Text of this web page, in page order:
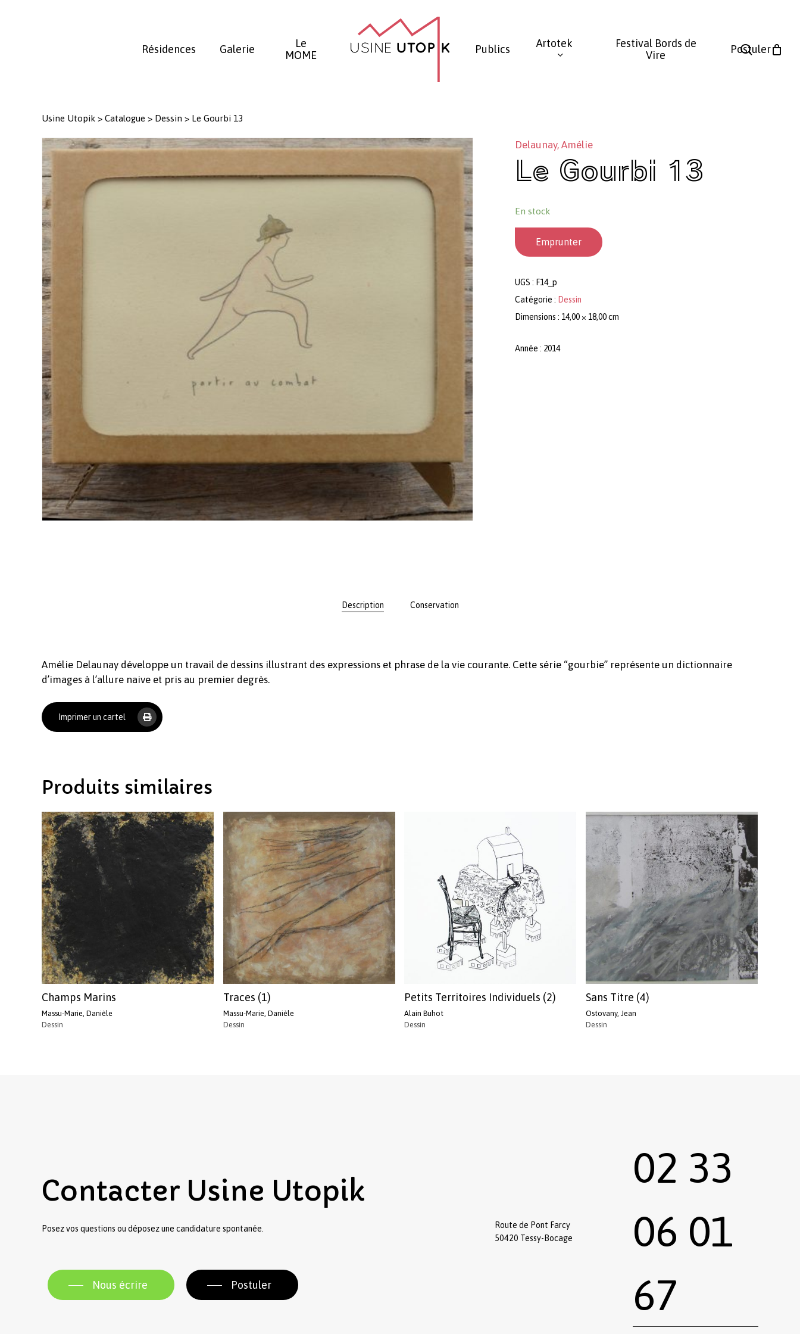
Résidences Galerie
Le
MOME
Publics Artotek
Festival Bords de
Vire
Postuler
search
panier
Votre panier est vide.
Usine Utopik > Catalogue > Dessin > Le Gourbi 13
Delaunay, Amélie
Le Gourbi 13
En stock
Emprunter
UGS : F14_p
Catégorie : Dessin
Dimensions : 14,00 × 18,00 cm
Année : 2014
Description Conservation
Amélie Delaunay développe un travail de dessins illustrant des expressions et phrase de la vie courante. Cette série “gourbie” représente un dictionnaire
d’images à l’allure naive et pris au premier degrès.
Imprimer un cartel
Produits similaires
Champs Marins
Massu-Marie, Danièle
Dessin
Traces (1)
Massu-Marie, Danièle
Dessin
Petits Territoires Individuels (2)
Alain Buhot
Dessin
Sans Titre (4)
Ostovany, Jean
Dessin
Contacter Usine Utopik
Posez vos questions ou déposez une candidature spontanée.
Nous écrire Postuler
Route de Pont Farcy
50420 Tessy-Bocage
02 33
06 01
67